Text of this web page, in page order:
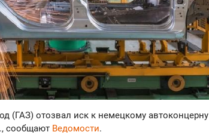
(ГАЗ) отозвал иск к немецкому автоконцерну
сообщают Ведомости.